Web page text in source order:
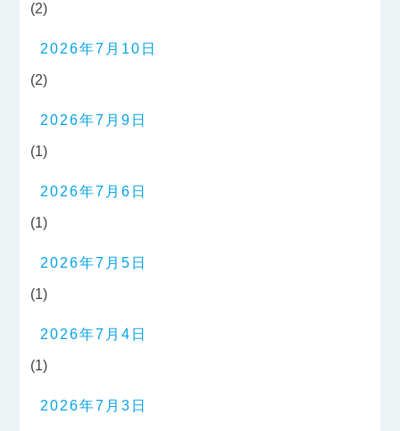
(2)
2026年7月10日
(2)
2026年7月9日
(1)
2026年7月6日
(1)
2026年7月5日
(1)
2026年7月4日
(1)
2026年7月3日